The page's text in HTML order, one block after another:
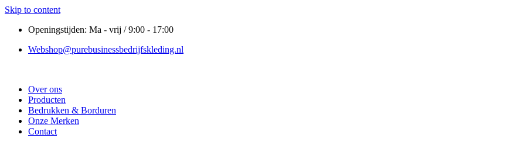
Skip to content
Openingstijden: Ma - vrij / 9:00 - 17:00
Webshop@purebusinessbedrijfskleding.nl
Over ons
Producten
Bedrukken & Borduren
Onze Merken
Contact